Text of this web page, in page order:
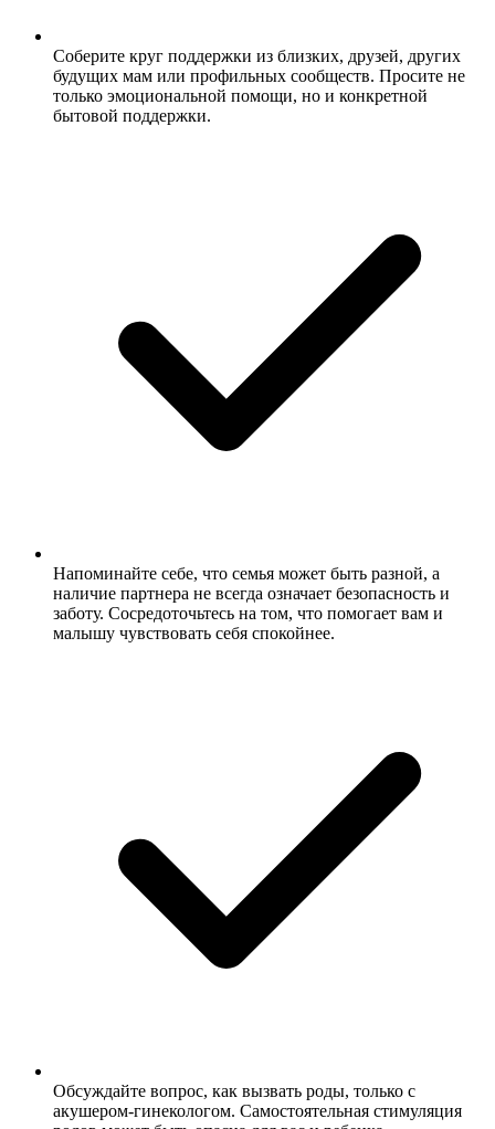
Соберите круг поддержки из близких, друзей, других
будущих мам или профильных сообществ. Просите не
только эмоциональной помощи, но и конкретной
бытовой поддержки.
Напоминайте себе, что семья может быть разной, а
наличие партнера не всегда означает безопасность и
заботу. Сосредоточьтесь на том, что помогает вам и
малышу чувствовать себя спокойнее.
Обсуждайте вопрос, как вызвать роды, только с
акушером-гинекологом. Самостоятельная стимуляция